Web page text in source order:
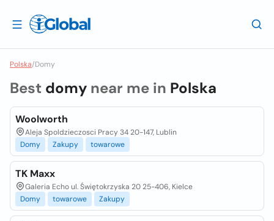
Polska/Domy
Best domy near me in Polska
Woolworth
Aleja Spoldzieczosci Pracy 34 20-147, Lublin
Domy
Zakupy towarowe
TK Maxx
Galeria Echo ul. Świętokrzyska 20 25-406, Kielce
Domy
towarowe Zakupy